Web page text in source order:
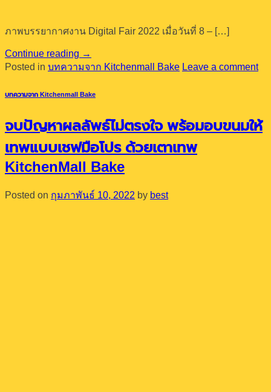
ภาพบรรยากาศงาน Digital Fair 2022 เมื่อวันที่ 8 – […]
Continue reading →
Posted in บทความจาก Kitchenmall Bake Leave a comment
บทความจาก Kitchenmall Bake
จบปัญหาผลลัพธ์ไม่ตรงใจ พร้อมอบขนมให้
เทพแบบเชฟมือโปร ด้วยเตาเทพ
KitchenMall Bake
Posted on กุมภาพันธ์ 10, 2022 by best